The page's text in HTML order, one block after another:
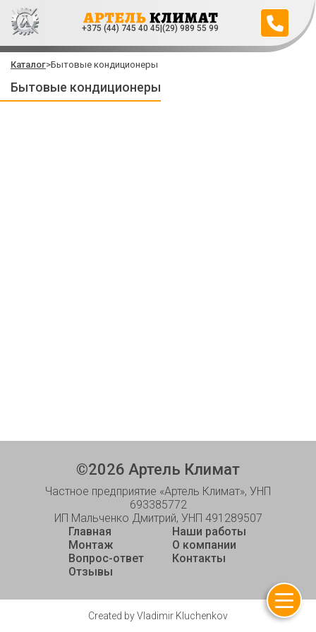
+375 (44) 745 40 45 (29) 989 55 99
Каталог>Бытовые кондиционеры
Бытовые кондиционеры
©2026 Артель Климат
Частное предприятие «Артель Климат», УНП
693385772
ИП Мальченко Дмитрий, УНП 491289507
Главная
Монтаж
Вопрос-ответ
Отзывы
Наши работы
О компании
Контакты
Created by Vladimir Kluchenkov